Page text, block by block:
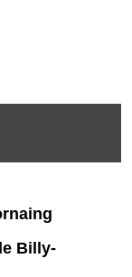
Billy-